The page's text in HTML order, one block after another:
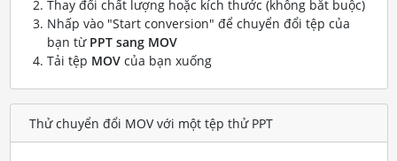
Thay đổi chất lượng hoặc kích thước (không bắt buộc)
Nhấp vào "Start conversion" để chuyển đổi tệp của
bạn từ PPT sang MOV
Tải tệp MOVcủa bạn xuống
Thử chuyển đổi MOV với một tệp thử PPT